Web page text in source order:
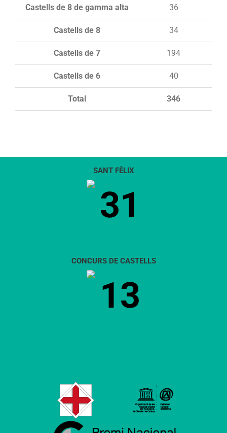
Total 346
Castells de 8 de gamma alta 36
Castells de 8 34
Castells de 7 194
Castells de 6 40
SANT FÈLIX
31
CONCURS DE CASTELLS
13